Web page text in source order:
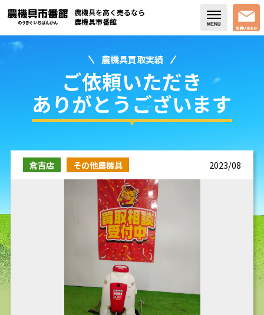
買取実績
コラム・スタッフブログ
取り扱い商品
販売中の農機具
農機具を高く売るなら
農機具市番館
農機具買取実績
ご依頼いただき
ありがとうございます
倉吉店 その他農機具 2023/08